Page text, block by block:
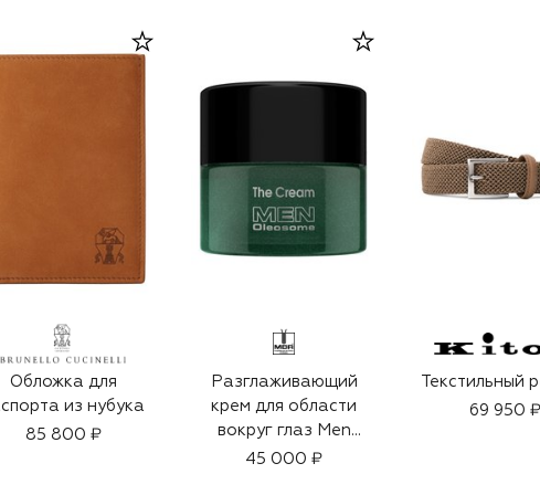
Обложка для
из нубука
85 800 ₽
Разглаживающий
крем для области
вокруг глаз Men
Oleosome The Eye
45 000 ₽
Текстильный
69 950 ₽